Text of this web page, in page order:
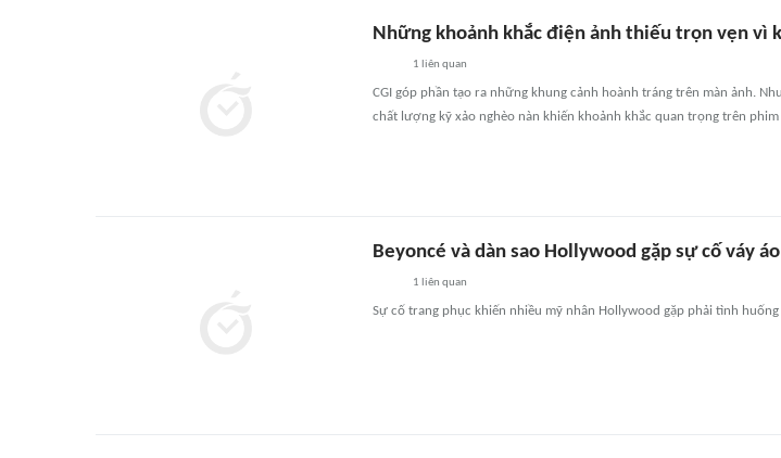
Những khoảnh khắc điện ảnh thiếu trọn vẹn vì
1 liên quan
CGI góp phần tạo ra những khung cảnh hoành tráng trên màn ảnh.
chất lượng kỹ xảo nghèo nàn khiến khoảnh khắc quan trọng trên
Beyoncé và dàn sao Hollywood gặp sự cố váy
1 liên quan
Sự cố trang phục khiến nhiều mỹ nhân Hollywood gặp phải tình